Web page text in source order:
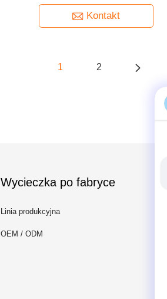
Kontakt
1 2
Wycieczka po fabryce
Linia produkcyjna
OEM / ODM